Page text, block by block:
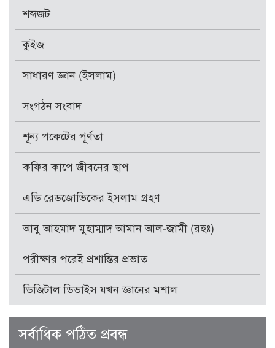
শব্দজট
কুইজ
সাধারণ জ্ঞান (ইসলাম)
সংগঠন সংবাদ
শূন্য পকেটের পূর্ণতা
কফির কাপে জীবনের ছাপ
এডি রেডজোভিকের ইসলাম গ্রহণ
আবু আহমাদ মুহাম্মাদ আমান আল-জামী (রহঃ)
পরীক্ষার পরেই প্রশান্তির প্রভাত
ডিজিটাল ডিভাইস যখন জ্ঞানের মশাল
সর্বাধিক পঠিত প্রবন্ধ